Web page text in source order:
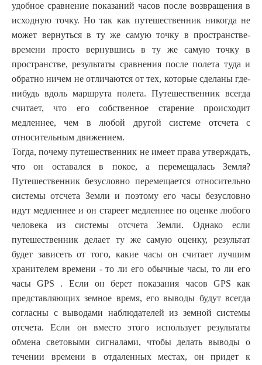
удобное сравнение показаний часов после возвращения в
исходную точку. Но так как путешественник никогда не
может вернуться в ту же самую точку в пространстве-
времени просто вернувшись в ту же самую точку в
пространстве, результаты сравнения после полета туда и
обратно ничем не отличаются от тех, которые сделаны где-
нибудь вдоль маршрута полета. Путешественник всегда
считает, что его собственное старение происходит
медленнее, чем в любой другой системе отсчета с
относительным движением.
Тогда, почему путешественник не имеет права утверждать,
что он оставался в покое, а перемещалась Земля?
Путешественник безусловно перемещается относительно
системы отсчета Земли и поэтому его часы безусловно
идут медленнее и он стареет медленнее по оценке любого
человека из системы отсчета Земли. Однако если
путешественник делает ту же самую оценку, результат
будет зависеть от того, какие часы он считает лучшим
хранителем времени - то ли его обычные часы, то ли его
часы GPS . Если он берет показания часов GPS как
представляющих земное время, его выводы будут всегда
согласны с выводами наблюдателей из земной системы
отсчета. Если он вместо этого использует результаты
обмена световыми сигналами, чтобы делать выводы о
течении времени в отдаленных местах, он придет к